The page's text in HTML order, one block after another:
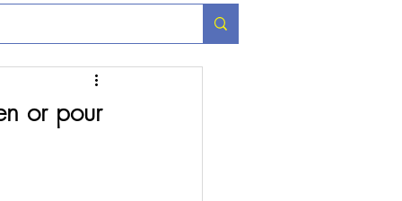
or pour